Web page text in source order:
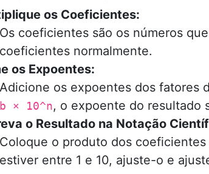
os Coeficientes:
Os coeficientes são os números
coeficientes normalmente.
os Expoentes:
Adicione os expoentes dos fatores
b × 10^n, o expoente do resultado
o Resultado na Notação
Coloque o produto dos
estiver entre 1 e 10, ajuste-o e